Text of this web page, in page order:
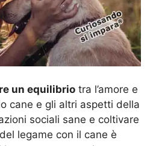
un equilibrio tra l’amore e
cane e gli altri aspetti della
sociali sane e coltivare
legame con il cane è